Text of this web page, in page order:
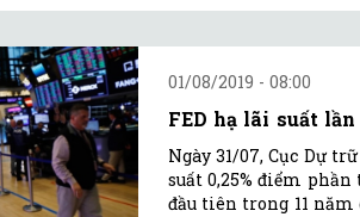
01/08/2019 - 08:00
FED hạ lãi suất
Ngày 31/07, Cục Dự
suất 0,25% điểm
đầu tiên trong 11 năm